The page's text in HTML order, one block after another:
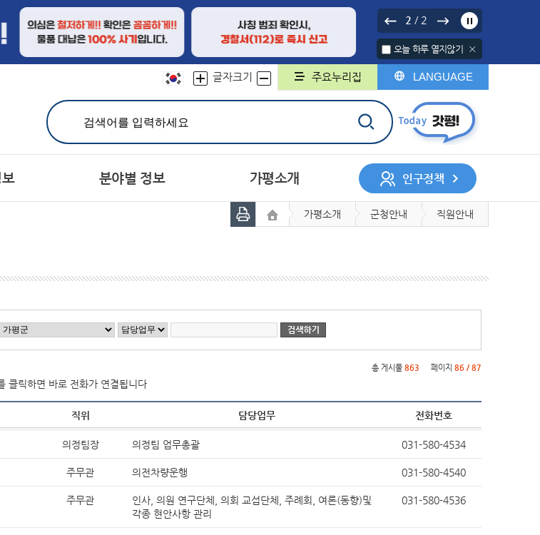
본문 바로가기
2 / 2
오늘 하루 열지않기
글자크기 주요누리집 LANGUAGE
어디서나 민원처리제 무인민원발급기
구술민원신청
신청 (구)민원조회
공익신고 공무원부조리신고 이전민원신고글조회
산거래·주택임대차신고
정보
군 채용공고 유관기관 채용정보 디지털 저장매체 파기 서비스
약속(가평군 환경성질환 예방관리센터)
내
개혁이란 규제개혁위원회 규제개혁신고센터 규제개혁신고센터게시판
규제입증요청방
중기지방재정계획
채무관리계획
이란 공통이행기준 행정서비스헌장목록
공개 고객수요 분석
정보공개시스템 정책실명제 공공데이터 개방
복지
문화체육관광 수송 및 교통 농림해양수산 교육 환경보호 지역개발
운영방향 주요업무계획 군정보고서 군정백서 기본계획
장기종합발전계획
도시재생전략·활성화계획
분야별 정보 가평소개
행정구역 행정지도 군민헌장
군민의 노래
등록인구 주요 통계 통계연보 사회조사 사업체조사
일자리인식실태조사
도 직원안내 자주찾는 민원 안내 청사배치도 찾아오시는길
자료 사실은 이렇습니다
인구정책
가평소개 군청안내 직원안내
클릭하면 바로 전화가 연결됩니다
총 게시물 863 페이지 86 / 87
직위 담당업무 전화번호
의정팀장 의정팀 업무총괄 031-580-4534
주무관 의전차량운행 031-580-4540
주무관
인사, 의원 연구단체, 의회 교섭단체, 주례회, 여론(동향)및
각종 현안사항 관리
031-580-4536